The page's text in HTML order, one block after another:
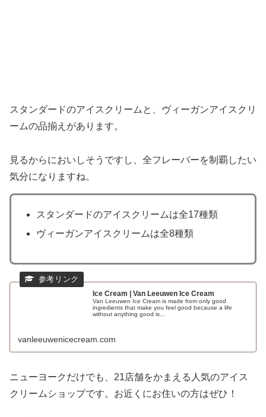
スタンダードのアイスクリームと、ヴィーガンアイスクリ
ームの品揃えがあります。
見るからにおいしそうですし、全フレーバーを制覇したい
気分になりますね。
スタンダードのアイスクリームは全17種類
ヴィーガンアイスクリームは全8種類
Ice Cream | Van Leeuwen Ice Cream
Van Leeuwen Ice Cream is made from only good
ingredients that make you feel good because a life
without anything good is...
vanleeuwenicecream.com
ニューヨークだけでも、21店舗をかまえる人気のアイス
クリームショップです。お近くにお住いの方はぜひ！